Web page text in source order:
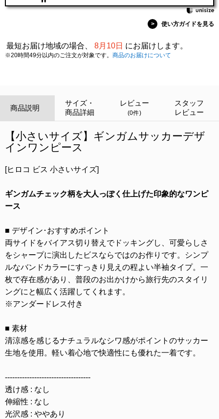
> 使い方ガイドを見る
最短お届け地域の場合、 8月10日 にお届けします。
※20時間49分以内のご注文が対象です。 商品のお届けについて
商品説明
サイズ・
商品詳細
レビュー
(0件)
スタッフ
レビュー
【小さいサイズ】ギンガムサッカーデザ
インワンピース
[ヒロコ ビス 小さいサイズ]
ギンガムチェック柄を大人っぽく仕上げた印象的なワンピ
ース
■ デザイン･おすすめポイント
両サイドをバイアス切り替えでドッキングし、可愛らしさ
をシャープに演出したビスならではのお作りです。シンプ
ルなバンドカラーにすっきり見えの程よい半袖タイプ。一
枚で存在感があり、普段のお出かけから旅行先のスタイリ
ングにと幅広く活躍してくれます。
※アンダードレス付き
■ 素材
清涼感を感じるナチュラルなシワ感がポイントのサッカー
生地を使用。軽い着心地で快適性にも優れた一着です。
-----------------------------------
透け感 : なし
伸縮性 : なし
光沢感 : ややあり